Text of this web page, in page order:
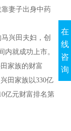
妻子出身中药
兴田夫妇，创
内就成功上市。
家族的财富
田家族以330亿
亿元财富排名第
在
线
咨
询